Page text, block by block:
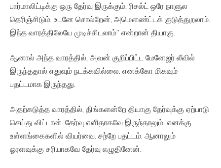
பார்மாலிட்டிக்கு ஒரு தேர்வு இருக்கும். ரிசல்ட் ஒரே நாளுல
தெரிஞ்சிடும். உடனே சொல்றேன், அமௌண்ட்டக் குடுத்துறலாம்.
இந்த வாரத்திலேயே முடிச்சிடலாம்” என்றான் தியாகு.
ஆனால் அந்த வாரத்தில், அவன் குறிப்பிட்ட மேனேஜர் லீவில்
இருந்ததால் எதுவும் நடக்கவில்லை. எனக்கோ மிகவும்
பதட்டமாக இருந்தது.
அதற்கடுத்த வாரத்தில், திங்களன்றே தியாகு தேர்வுக்கு ஏற்பாடு
செய்து விட்டான். தேர்வு எளிதாகவே இருந்தாலும், எனக்கு
உள்ளங்கைகளில் வியர்வை. சற்றே பதட்டம். ஆனாலும்
ஓரளவுக்கு சரியாகவே தேர்வு எழுதினேன்.